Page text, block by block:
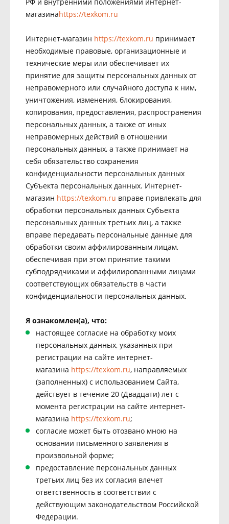
магазинаhttps://texkom.ru
Интернет-магазин https://texkom.ru принимает
необходимые правовые, организационные и
технические меры или обеспечивает их
принятие для защиты персональных данных от
неправомерного или случайного доступа к ним,
уничтожения, изменения, блокирования,
копирования, предоставления, распространения
персональных данных, а также от иных
неправомерных действий в отношении
персональных данных, а также принимает на
себя обязательство сохранения
конфиденциальности персональных данных
Субъекта персональных данных. Интернет-
магазин https://texkom.ru вправе привлекать для
обработки персональных данных Субъекта
персональных данных третьих лиц, а также
вправе передавать персональные данные для
обработки своим аффилированным лицам,
обеспечивая при этом принятие такими
субподрядчиками и аффилированными лицами
соответствующих обязательств в части
конфиденциальности персональных данных.
Я ознакомлен(а), что:
настоящее согласие на обработку моих
персональных данных, указанных при
регистрации на сайте интернет-
магазина https://texkom.ru, направляемых
(заполненных) с использованием Cайта,
действует в течение 20 (Двадцати) лет с
момента регистрации на сайте интернет-
магазина https://texkom.ru;
согласие может быть отозвано мною на
основании письменного заявления в
произвольной форме;
предоставление персональных данных
третьих лиц без их согласия влечет
ответственность в соответствии с
действующим законодательством Российской
Федерации.